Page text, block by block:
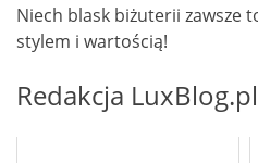
Niech blask biżuterii zawsze
stylem i wartością!
Redakcja